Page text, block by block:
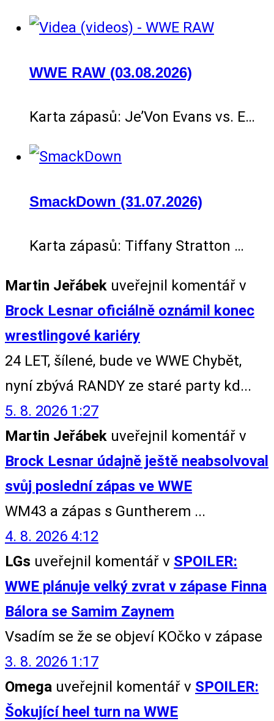
WWE RAW (03.08.2026)
Karta zápasů: Je’Von Evans vs. E…
SmackDown (31.07.2026)
Karta zápasů: Tiffany Stratton …
Martin Jeřábek uveřejnil komentář v
Brock Lesnar oficiálně oznámil konec
wrestlingové kariéry
24 LET, šílené, bude ve WWE Chybět,
nyní zbývá RANDY ze staré party kd...
5. 8. 2026 1:27
Martin Jeřábek uveřejnil komentář v
Brock Lesnar údajně ještě neabsolvoval
svůj poslední zápas ve WWE
WM43 a zápas s Guntherem ...
4. 8. 2026 4:12
LGs uveřejnil komentář v SPOILER:
WWE plánuje velký zvrat v zápase Finna
Bálora se Samim Zaynem
Vsadím se že se objeví KOčko v zápase
3. 8. 2026 1:17
Omega uveřejnil komentář v SPOILER:
Šokující heel turn na WWE